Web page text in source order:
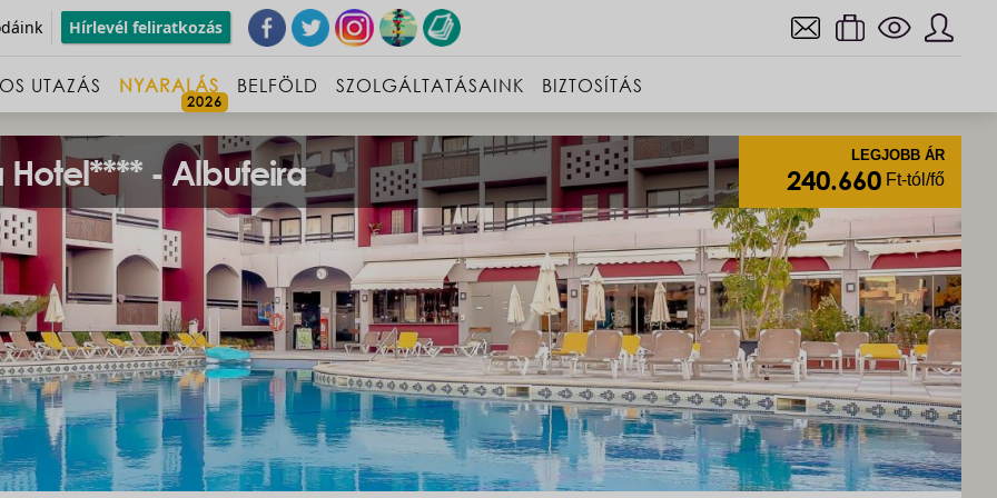
Hírlevél feliratkozás
UTAZÁS NYARALÁS BELFÖLD SZOLGÁLTATÁSAINK BIZTOSÍTÁS
- Albufeira LEGJOBB ÁR
Ft-tól/fő
240.660